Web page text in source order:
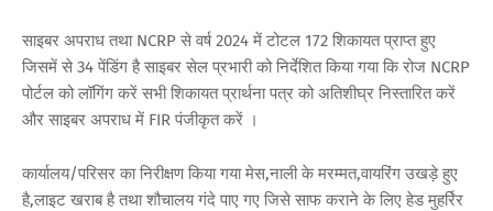
साइबर अपराध तथा NCRP से वर्ष 2024 में टोटल 172 शिकायत प्राप्त हुए
जिसमें से 34 पेंडिंग है साइबर सेल प्रभारी को निर्देशित किया गया कि रोज NCRP
पोर्टल को लॉगिंग करें सभी शिकायत प्रार्थना पत्र को अतिशीघ्र निस्तारित करें
और साइबर अपराध में FIR पंजीकृत करें ।
कार्यालय/परिसर का निरीक्षण किया गया मेस,नाली के मरम्मत,वायरिंग उखड़े हुए
है,लाइट खराब है तथा शौचालय गंदे पाए गए जिसे साफ कराने के लिए हेड मुहर्रिर